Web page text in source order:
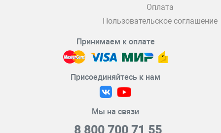
Оплата
Пользовательское соглашение
Принимаем к оплате
Присоединяйтесь к нам
Мы на связи
8 800 700 71 55